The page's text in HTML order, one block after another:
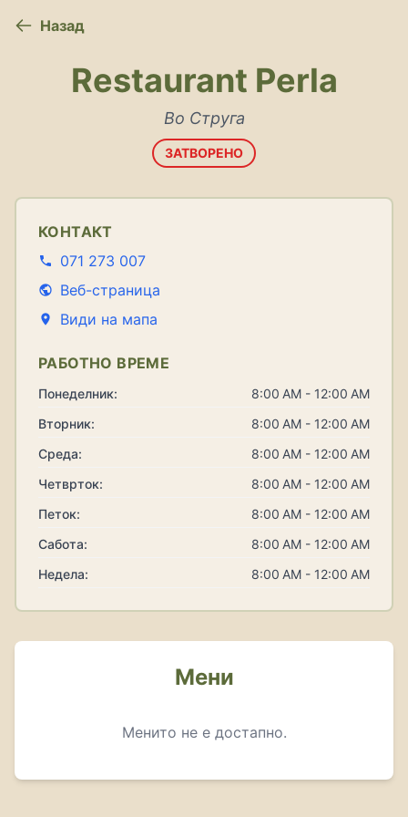
Назад
Restaurant Perla
Во Струга
ЗАТВОРЕНО
КОНТАКТ
071 273 007
Веб-страница
Види на мапа
РАБОТНО ВРЕМЕ
Понеделник:
8:00 AM - 12:00 AM
Вторник:
8:00 AM - 12:00 AM
Среда:
8:00 AM - 12:00 AM
Четврток:
8:00 AM - 12:00 AM
Петок:
8:00 AM - 12:00 AM
Сабота:
8:00 AM - 12:00 AM
Недела:
8:00 AM - 12:00 AM
Мени
Менито не е достапно.